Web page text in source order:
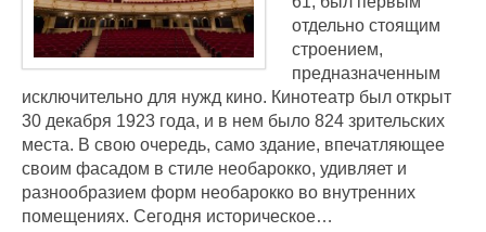
отдельно стоящим
строением,
предназначенным
исключительно для нужд кино. Кинотеатр был открыт
30 декабря 1923 года, и в нем было 824 зрительских
места. В свою очередь, само здание, впечатляющее
своим фасадом в стиле необарокко, удивляет и
разнообразием форм необарокко во внутренних
помещениях. Сегодня историческое…